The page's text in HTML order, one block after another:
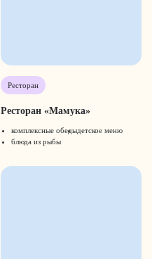
Ресторан
Ресторан «Мамука»
комплексные обедыдетское меню
блюда из рыбы